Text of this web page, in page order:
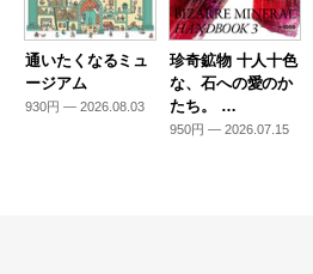
通いたくなるミュ
ージアム
930円 — 2026.08.03
珍奇鉱物 十人十色
な、石への愛のか
たち。 …
950円 — 2026.07.15